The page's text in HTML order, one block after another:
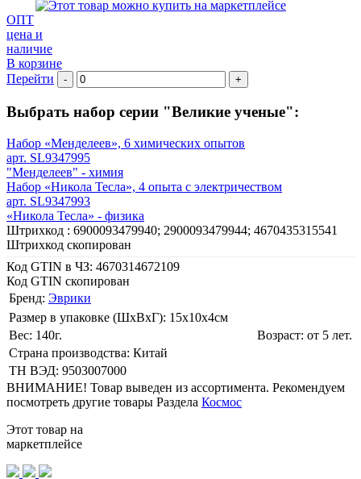
ОПТ
цена и
наличие
В корзине
Перейти
- +
Выбрать набор серии "Великие ученые":
Набор «Менделеев», 6 химических опытов
арт. SL9347995
"Менделеев" - химия
Набор «Никола Тесла», 4 опыта с электричеством
арт. SL9347993
«Никола Тесла» - физика
Штрихкод : 6900093479940; 2900093479944; 4670435315541
Штрихкод скопирован
Код GTIN в ЧЗ: 4670314672109
Код GTIN скопирован
Бренд: Эврики
Размер в упаковке (ШхВxГ): 15х10х4cм
Вес: 140г.
Возраст: от 5 лет.
Страна производства: Китай
ТН ВЭД: 9503007000
ВНИМАНИЕ! Товар выведен из ассортимента. Рекомендуем
посмотреть другие товары Раздела Космос
Этот товар на
маркетплейсе